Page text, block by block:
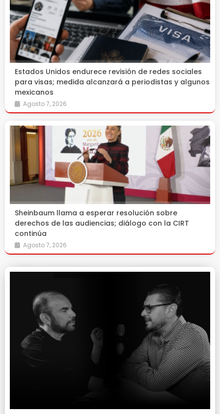
Estados Unidos endurece revisión de redes sociales
para visas; medida alcanzará a periodistas y algunos
mexicanos
Agosto 7, 2026
Sheinbaum llama a esperar resolución sobre
derechos de las audiencias; diálogo con la CIRT
continúa
Agosto 7, 2026